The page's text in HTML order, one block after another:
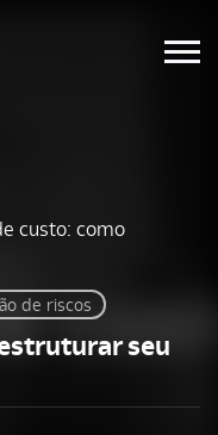
custo: como
de riscos
seu